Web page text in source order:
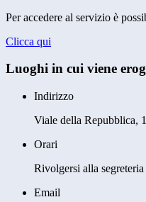
Per accedere al servizio è
Clicca qui
Luoghi in cui viene
Indirizzo
Viale della Repubblica,
Orari
Rivolgersi alla segreteria
Email